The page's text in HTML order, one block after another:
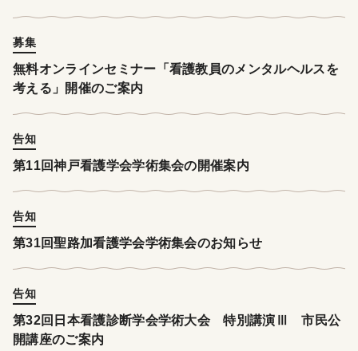
募集
無料オンラインセミナー「看護教員のメンタルヘルスを
考える」開催のご案内
告知
第11回神戸看護学会学術集会の開催案内
告知
第31回聖路加看護学会学術集会のお知らせ
告知
第32回日本看護診断学会学術大会 特別講演Ⅲ 市民公
開講座のご案内